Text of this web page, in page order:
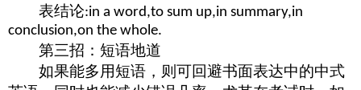
表结论:in a word,to sum up,in summary,in
conclusion,on the whole.
第三招：短语地道
如果能多用短语，则可回避书面表达中的中式